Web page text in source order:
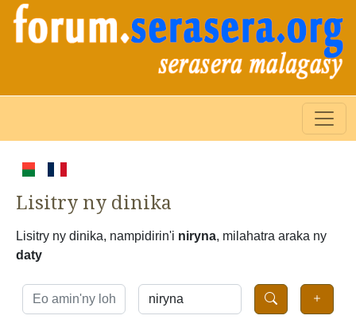
Lisitry ny dinika
Lisitry ny dinika, nampidirin'i niryna, milahatra araka ny
daty